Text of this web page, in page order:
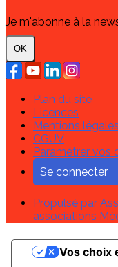
Je m'abonne à la
OK
Plan du site
Licences
Mentions légales
CGUV
Paramétrer vos
Se connecter
Propulsé par
associations
Vos choix